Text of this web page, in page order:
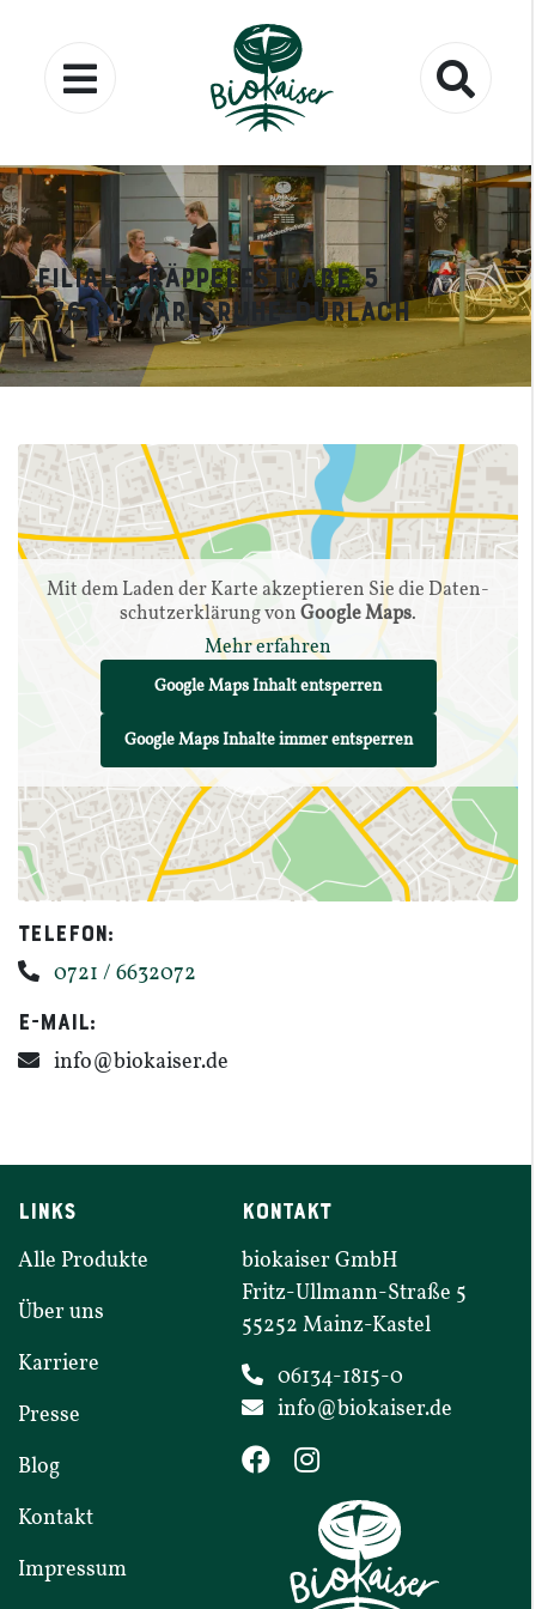
Filiale: Käppelestraße 5
76131, Karlsruhe-Durlach
Mit dem Laden der Karte akzep­tieren Sie die Daten­
schutz­er­klärung vonGoogle Maps.
Mehr erfahren
Google Maps Inhalt entsperren
Google Maps Inhalte immer entsperren
Telefon:
0721 / 6632072
E-​​Mail:
info@​biokaiser.​de
KONTAKT
biokaiser GmbH
Fritz-​​Ullmann-​​Straße 5
55252 Mainz-​​Kastel
06134-1815-0
info@​biokaiser.​de
LINKS
Alle Produkte
Über uns
Karriere
Presse
Blog
Kontakt
Impressum